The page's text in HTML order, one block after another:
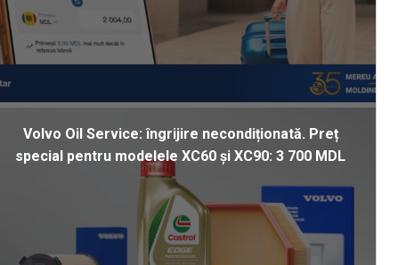
Volvo Oil Service: îngrijire necondiționată. Preț
special pentru modelele XC60 și XC90: 3 700 MDL